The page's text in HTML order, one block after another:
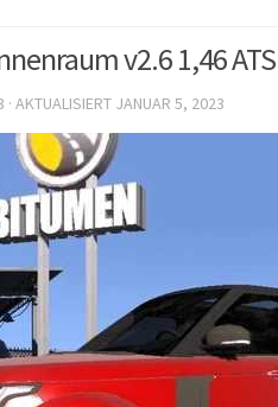
v2.6 1,46 ATS
· AKTUALISIERT JANUAR 5, 2023